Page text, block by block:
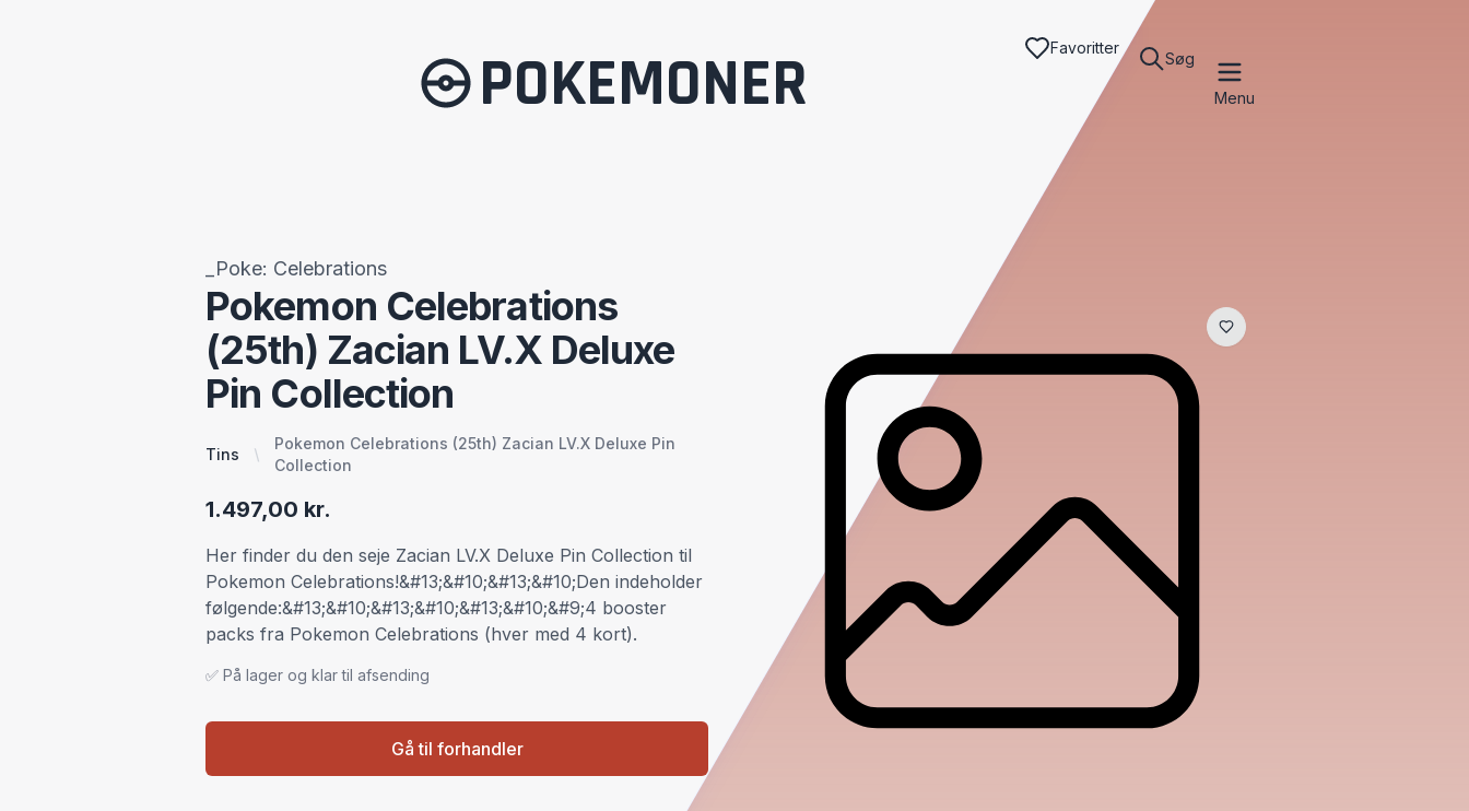
POKEMONER Favoritter
Søg
Menu
_Poke: Celebrations
Pokemon Celebrations
(25th) Zacian LV.X Deluxe
Pin Collection
Tins
Pokemon Celebrations (25th) Zacian LV.X Deluxe Pin
Collection
1.497,00 kr.
Her finder du den seje Zacian LV.X Deluxe Pin Collection til
Pokemon Celebrations!&#13;&#10;&#13;&#10;Den indeholder
følgende:&#13;&#10;&#13;&#10;&#13;&#10;&#9;4 booster
packs fra Pokemon Celebrations (hver med 4 kort).
✅ På lager og klar til afsending
Gå til forhandler